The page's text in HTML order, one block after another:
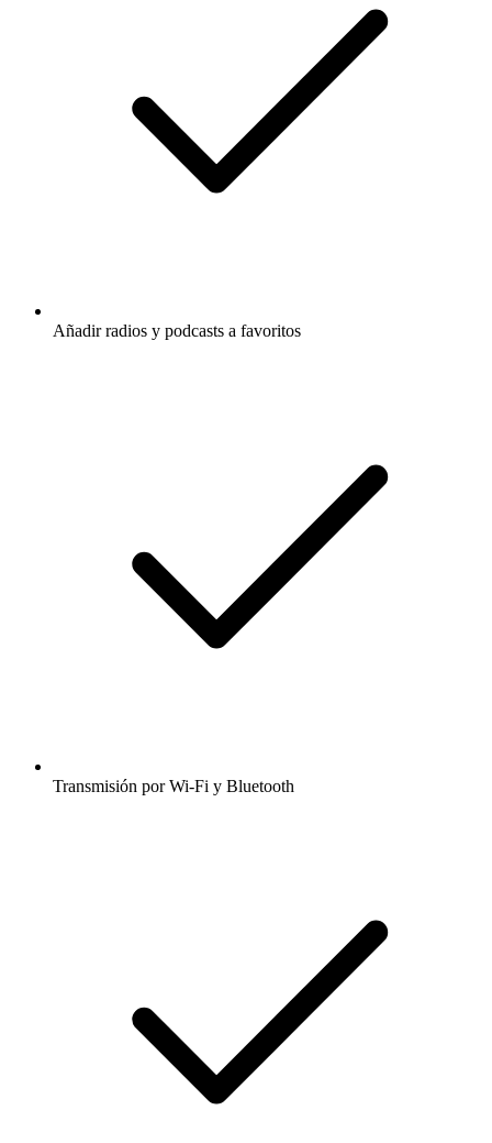
Añadir radios y podcasts a favoritos
Transmisión por Wi-Fi y Bluetooth